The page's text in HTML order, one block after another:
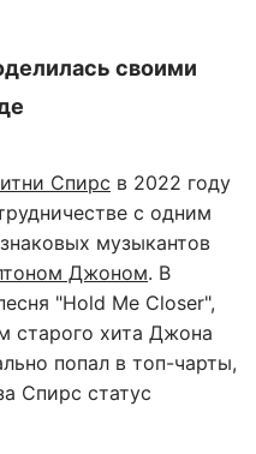
своими
Спирс в 2022 году
с одним
музыкантов
Джоном. В
"Hold Me Closer",
старого хита Джона
попал в топ-чарты,
Спирс статус